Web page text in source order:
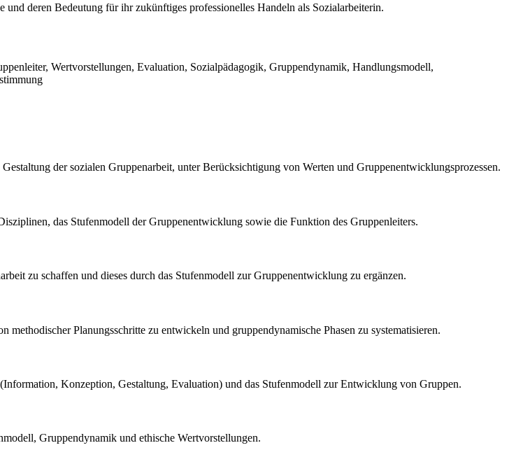
deren Bedeutung für ihr zukünftiges professionelles Handeln als Sozialarbeiterin.
Wertvorstellungen, Evaluation, Sozialpädagogik, Gruppendynamik, Handlungsmodell,
der sozialen Gruppenarbeit, unter Berücksichtigung von Werten und Gruppenentwicklungsprozessen.
das Stufenmodell der Gruppenentwicklung sowie die Funktion des Gruppenleiters.
zu schaffen und dieses durch das Stufenmodell zur Gruppenentwicklung zu ergänzen.
Planungsschritte zu entwickeln und gruppendynamische Phasen zu systematisieren.
Konzeption, Gestaltung, Evaluation) und das Stufenmodell zur Entwicklung von Gruppen.
Gruppendynamik und ethische Wertvorstellungen.